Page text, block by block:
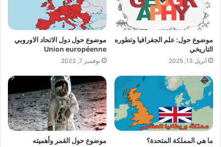
موضوع حول: علم الجغرافيا وتطوره
التاريخي
أبريل 13, 2025
موضوع حول دول الاتحاد الاوروبي
Union européenne
نوفمبر 7, 2023
ما هي المملكة المتحدة؟ موضوع حول القمر وأهميته